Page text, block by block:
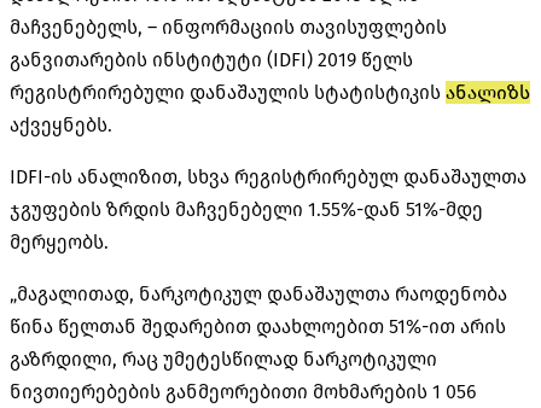
მაჩვენებელს, – ინფორმაციის თავისუფლების
განვითარების ინსტიტუტი (IDFI) 2019 წელს
რეგისტრირებული დანაშაულის სტატისტიკის ანალიზს
აქვეყნებს.
IDFI-ის ანალიზით, სხვა რეგისტრირებულ დანაშაულთა
ჯგუფების ზრდის მაჩვენებელი 1.55%-დან 51%-მდე
მერყეობს.
„მაგალითად, ნარკოტიკულ დანაშაულთა რაოდენობა
წინა წელთან შედარებით დაახლოებით 51%-ით არის
გაზრდილი, რაც უმეტესწილად ნარკოტიკული
ნივთიერებების განმეორებითი მოხმარების 1 056